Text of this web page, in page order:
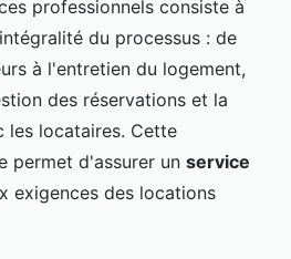
professionnels consiste à
du processus : de
à l'entretien du logement,
des réservations et la
les locataires. Cette
permet d'assurer un service
exigences des locations